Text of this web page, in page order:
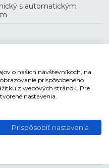
s automatickým
o našich návštevníkoch, na
prispôsobeného
z webových stránok. Pre
nastavenia.
Prispôsobiť nastavenia